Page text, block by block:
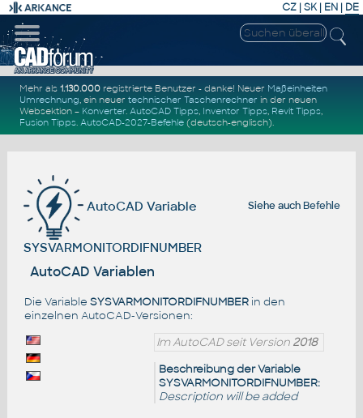
CZ | SK| EN | DE
Mehr als1.130.000 registrierte Benutzer - danke! Neuer Maßeinheiten
Umrechnung, ein neuertechnischer Taschenrechner in der neuen
Websektion – Konverter.AutoCAD Tipps, Inventor Tipps, Revit Tipps,
Fusion Tipps.AutoCAD-2027-Befehle (deutsch-englisch).
Siehe auchBefehle
AutoCAD Variable
SYSVARMONITORDIFNUMBER
AutoCAD Variablen
Die Variable SYSVARMONITORDIFNUMBERin den
einzelnen AutoCAD-Versionen:
Im AutoCAD seit Version 2018
Beschreibung der Variable
SYSVARMONITORDIFNUMBER:
Description will be added